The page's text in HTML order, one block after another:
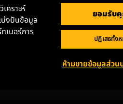
นกฎหมาย
คราะห์
บ่งปันข้อมูล
เนอร์การ
ยอมรับ
ปฏิเสธทั้ง
ห้ามขายข้อมูลส่ว